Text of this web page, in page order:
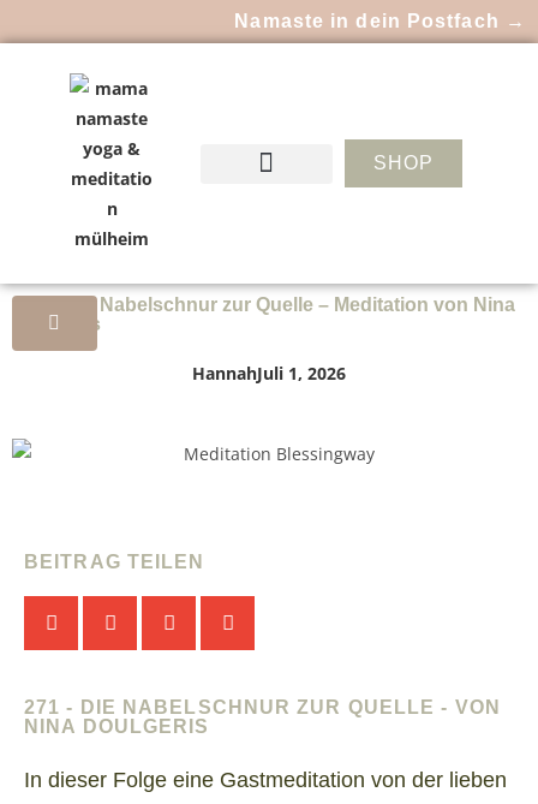
Namaste in dein Postfach →
SHOP
271 – Die Nabelschnur zur Quelle – Meditation von Nina
Doulgeris
HannahJuli 1, 2026
BEITRAG TEILEN
271 - DIE NABELSCHNUR ZUR QUELLE - VON
NINA DOULGERIS
In dieser Folge eine Gastmeditation von der lieben